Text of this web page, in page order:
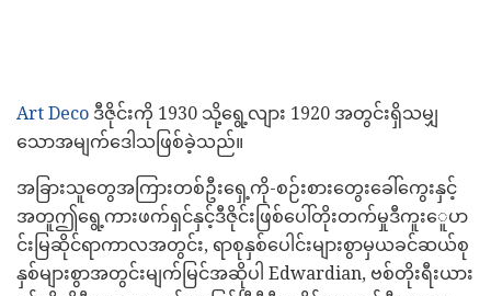
Art Deco ဒီဇိုင်းကို 1930 သို့ရွေ့လျား 1920 အတွင်းရှိသမျှ
သောအမျက်ဒေါသဖြစ်ခဲ့သည်။
အခြားသူတွေအကြားတစ်ဦးရှေ့ကို-စဉ်းစားတွေးခေါ်ကွေးနှင့်
အတူဤရွေ့ကားဖက်ရှင်နှင့်ဒီဇိုင်းဖြစ်ပေါ်တိုးတက်မှုဒီကူးေူပာ
င်းမြဆိုင်ရာကာလအတွင်း, ရာစုနှစ်ပေါင်းများစွာမှယခင်ဆယ်စု
နှစ်များစွာအတွင်းမျက်မြင်အဆိုပါ Edwardian, ဗစ်တိုးရီးယား